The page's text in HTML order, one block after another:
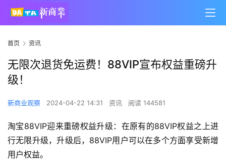
首页 资讯
无限次退货免运费！88VIP宣布权益重磅升
级！
新商业观察 2024-04-22 14:31 资讯 阅读 144581
淘宝88VIP迎来重磅权益升级：在原有的88VIP权益之上进
行无限升级，升级后，88VIP用户可以在多个方面享受新增
用户权益。